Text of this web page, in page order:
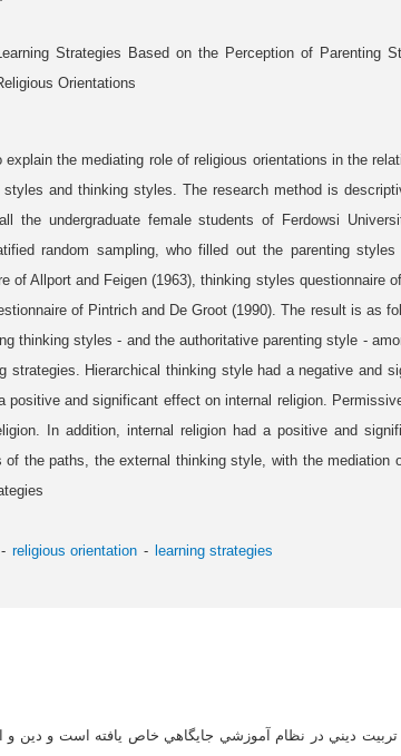
Strategies Based on the Perception of Parenting
Orientations
the mediating role of religious orientations in the
and thinking styles. The research method is
the undergraduate female students of Ferdowsi
random sampling, who filled out the parenting styles
of Allport and Feigen (1963), thinking styles questionnaire
of Pintrich and De Groot (1990). The result is as
thinking styles - and the authoritative parenting style -
strategies. Hierarchical thinking style had a negative and
positive and significant effect on internal religion.
In addition, internal religion had a positive and
the paths, the external thinking style, with the mediation
religious orientation
learning strategies
تربيت ديني در نظام آموزشي جايگاهي خاص يافته است و دين و